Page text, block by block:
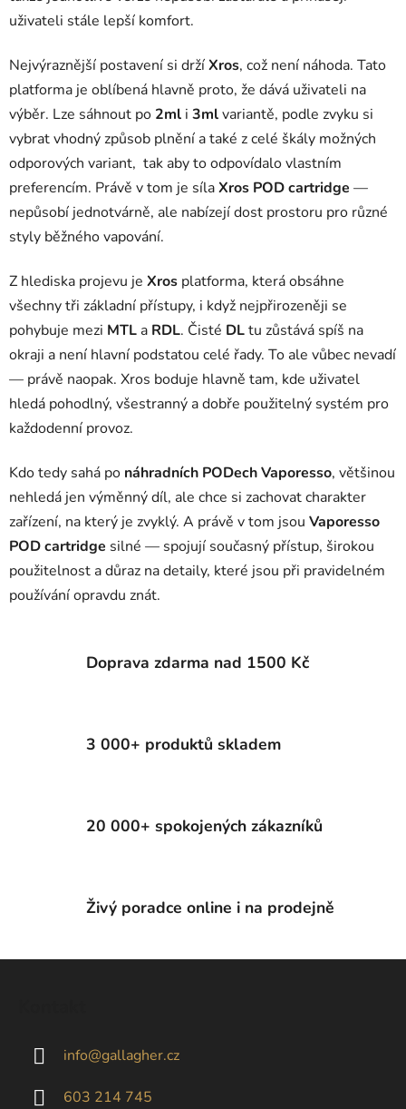
uživateli stále lepší komfort.
Nejvýraznější postavení si držíXros, což není náhoda. Tato
platforma je oblíbená hlavně proto, že dává uživateli na
výběr. Lze sáhnout po 2ml i 3mlvariantě, podle zvyku si
vybrat vhodný způsob plnění a také z celé škály možných
odporových variant, tak aby to odpovídalo vlastním
preferencím. Právě v tom je sílaXros POD cartridge —
nepůsobí jednotvárně, ale nabízejí dost prostoru pro různé
styly běžného vapování.
Z hlediska projevu je Xros platforma, která obsáhne
všechny tři základní přístupy, i když nejpřirozeněji se
pohybuje mezi MTL a RDL. Čisté DLtu zůstává spíš na
okraji a není hlavní podstatou celé řady. To ale vůbec nevadí
— právě naopak. Xros boduje hlavně tam, kde uživatel
hledá pohodlný, všestranný a dobře použitelný systém pro
každodenní provoz.
Kdo tedy sahá po náhradních PODech Vaporesso, většinou
nehledá jen výměnný díl, ale chce si zachovat charakter
zařízení, na který je zvyklý. A právě v tom jsou Vaporesso
POD cartridge silné — spojují současný přístup, širokou
použitelnost a důraz na detaily, které jsou při pravidelném
používání opravdu znát.
Doprava zdarma nad 1500 Kč
3 000+ produktů skladem
20 000+ spokojených zákazníků
Živý poradce online i na prodejně
info@gallagher.cz
603 214 745